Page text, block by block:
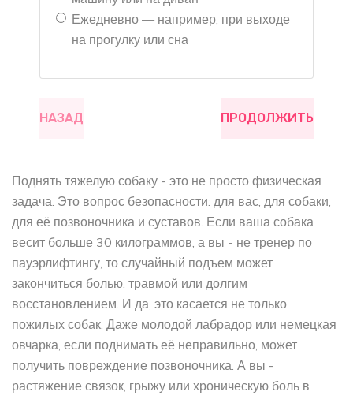
Ежедневно — например, при выходе
на прогулку или сна
НАЗАД ПРОДОЛЖИТЬ
Поднять тяжелую собаку - это не просто физическая
задача. Это вопрос безопасности: для вас, для собаки,
для её позвоночника и суставов. Если ваша собака
весит больше 30 килограммов, а вы - не тренер по
пауэрлифтингу, то случайный подъем может
закончиться болью, травмой или долгим
восстановлением. И да, это касается не только
пожилых собак. Даже молодой лабрадор или немецкая
овчарка, если поднимать её неправильно, может
получить повреждение позвоночника. А вы -
растяжение связок, грыжу или хроническую боль в